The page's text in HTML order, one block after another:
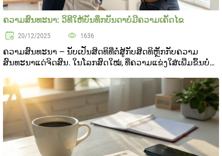
ຄວາມສົນທະນາ: ວິທີໃຫ້ບັນທຶກບັນດາບໍ່ມີຄວາມເຄັດໄຂ
20/12/2025 1636
ຄວາມສົນທະນາ — ນັບເປັນສິດທິທີ່ຕໍ່ສູ້ກັບສິດທິຫຼັກກັບຄວາມ
ສົນທະນາແດ່ຈິດສົນ. ໃນໂລກສົດໃໝ່, ທີ່ຄວາມແຂ່ງໃສ່ເພີ່ມຂຶ້ນບໍ່
ບໍ່ມີຄວາມເຄັດໄຂ. ການຈົ່ງເພີ່ນສົນທະນ...